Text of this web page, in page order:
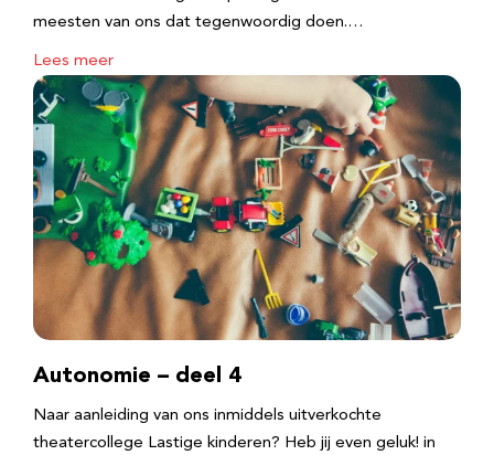
meesten van ons dat tegenwoordig doen.…
Lees meer
Autonomie – deel 4
Naar aanleiding van ons inmiddels uitverkochte
theatercollege Lastige kinderen? Heb jij even geluk! in